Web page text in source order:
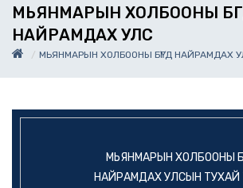
МЬЯНМАРЫН ХОЛБООНЫ
НАЙРАМДАХ УЛС
МЬЯНМАРЫН ХОЛБООНЫ БҮГД НАЙРАМДАХ
МЬЯНМАРЫН ХОЛБООНЫ
НАЙРАМДАХ УЛСЫН ТУХАЙ